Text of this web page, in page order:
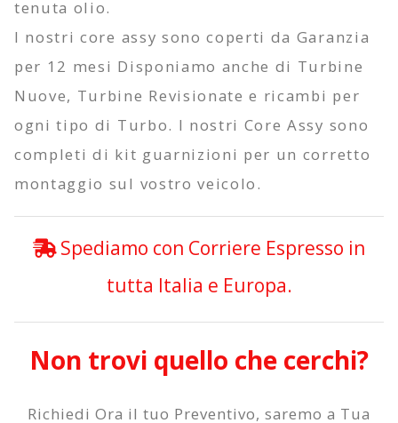
tenuta olio.
I nostri core assy sono coperti da Garanzia
per 12 mesi Disponiamo anche di Turbine
Nuove, Turbine Revisionate e ricambi per
ogni tipo di Turbo. I nostri Core Assy sono
completi di kit guarnizioni per un corretto
montaggio sul vostro veicolo.
Spediamo con Corriere Espresso in
tutta Italia e Europa.
Non trovi quello che cerchi?
Richiedi Ora il tuo Preventivo, saremo a Tua